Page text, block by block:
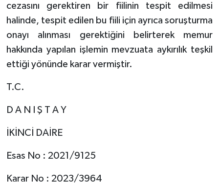
cezasını gerektiren bir fiilinin tespit edilmesi
halinde, tespit edilen bu fiili için ayrıca soruşturma
onayı alınması gerektiğini belirterek memur
hakkında yapılan işlemin mevzuata aykırılık teşkil
ettiği yönünde karar vermiştir.
T.C.
D A N I Ş T A Y
İKİNCİ DAİRE
Esas No : 2021/9125
Karar No : 2023/3964